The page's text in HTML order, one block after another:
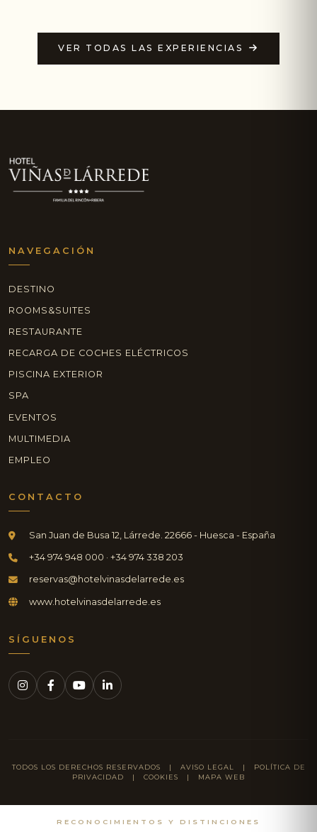
VER TODAS LAS EXPERIENCIAS
NAVEGACIÓN
DESTINO
ROOMS&SUITES
RESTAURANTE
RECARGA DE COCHES ELÉCTRICOS
PISCINA EXTERIOR
SPA
EVENTOS
MULTIMEDIA
EMPLEO
CONTACTO
San Juan de Busa 12, Lárrede. 22666 - Huesca - España
+34 974 948 000 · +34 974 338 203
reservas@hotelvinasdelarrede.es
www.hotelvinasdelarrede.es
SÍGUENOS
TODOS LOS DERECHOS RESERVADOS | AVISO LEGAL |
POLÍTICA DE
PRIVACIDAD | COOKIES | MAPA WEB
RECONOCIMIENTOS Y DISTINCIONES